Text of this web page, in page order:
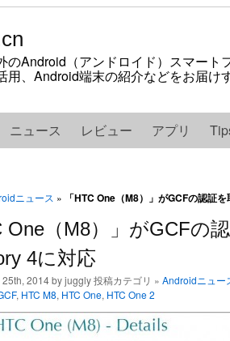
のAndroid（アンドロイド）スマー
用、Android端末の紹介などをお届け
ニュース レビュー アプリ
ニュース » 「HTC One（M8）」がGCFの認証
One（M8）」がGCFの
4に対応
2014 by juggly 投稿カテゴリ » Androidニュー
, HTC M8, HTC One, HTC One 2